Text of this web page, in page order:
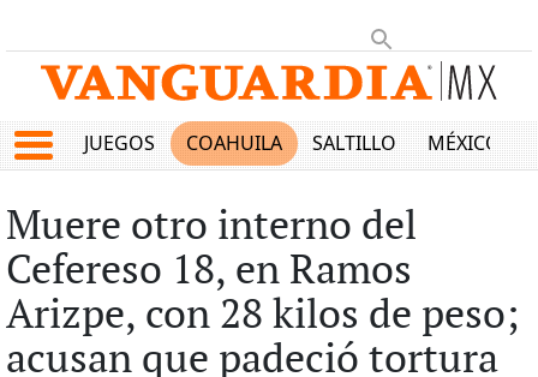
JUEGOS COAHUILA SALTILLO MÉXICO
Muere otro interno del
Cefereso 18, en Ramos
Arizpe, con 28 kilos de peso;
acusan que padeció tortura